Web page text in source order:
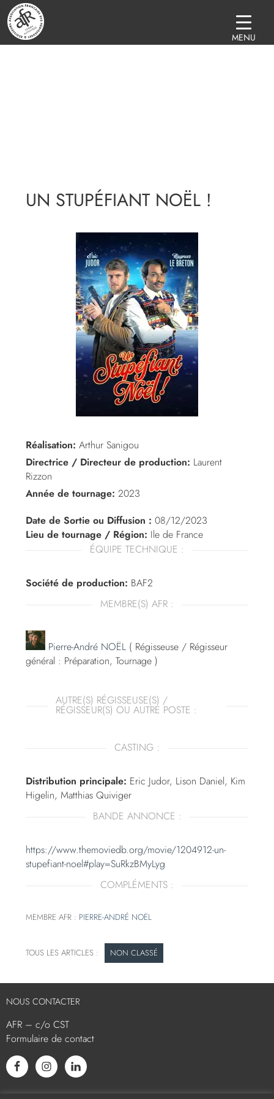
UN STUPÉFIANT NOËL !
Réalisation: Arthur Sanigou
Directrice / Directeur de production: Laurent
Rizzon
Année de tournage: 2023
Date de Sortie ou Diffusion :08/12/2023
Lieu de tournage / Région: Ile de France
ÉQUIPE TECHNIQUE :
Société de production: BAF2
MEMBRE(S) AFR :
Pierre-André NOËL ( Régisseuse / Régisseur
général : Préparation, Tournage )
AUTRE(S) RÉGISSEUSE(S) /
RÉGISSEUR(S) OU AUTRE POSTE :
CASTING :
Distribution principale: Eric Judor, Lison Daniel, Kim
Higelin, Matthias Quiviger
BANDE ANNONCE :
https://www.themoviedb.org/movie/1204912-un-
stupefiant-noel#play=SuRkzBMyLyg
COMPLÉMENTS :
MEMBRE AFR : PIERRE-ANDRÉ NOËL
NON CLASSÉ
NOUS CONTACTER
AFR – c/o CST
Formulaire de contact
MENU